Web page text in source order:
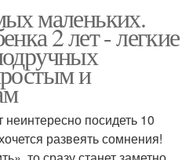
маленьких.
2 лет - легкие
и
неинтересно посидеть 10
развеять сомнения!